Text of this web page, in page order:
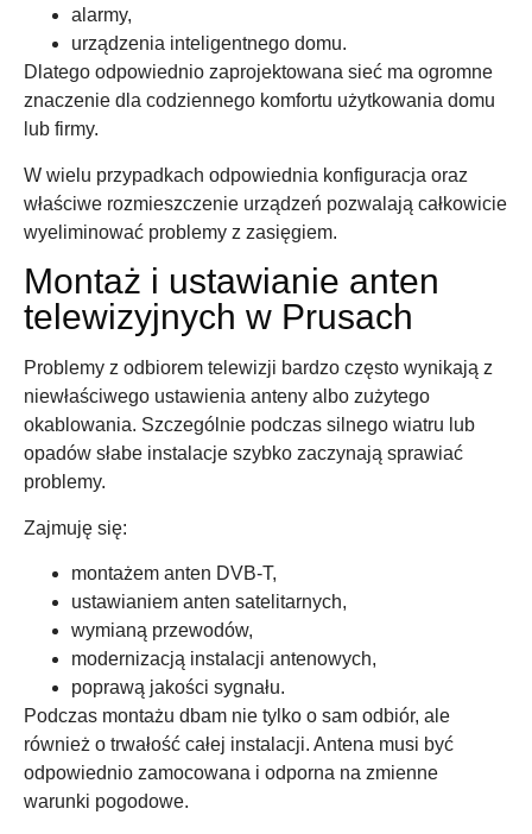
alarmy,
urządzenia inteligentnego domu.
Dlatego odpowiednio zaprojektowana sieć ma ogromne
znaczenie dla codziennego komfortu użytkowania domu
lub firmy.
W wielu przypadkach odpowiednia konfiguracja oraz
właściwe rozmieszczenie urządzeń pozwalają całkowicie
wyeliminować problemy z zasięgiem.
Montaż i ustawianie anten
telewizyjnych w Prusach
Problemy z odbiorem telewizji bardzo często wynikają z
niewłaściwego ustawienia anteny albo zużytego
okablowania. Szczególnie podczas silnego wiatru lub
opadów słabe instalacje szybko zaczynają sprawiać
problemy.
Zajmuję się:
montażem anten DVB-T,
ustawianiem anten satelitarnych,
wymianą przewodów,
modernizacją instalacji antenowych,
poprawą jakości sygnału.
Podczas montażu dbam nie tylko o sam odbiór, ale
również o trwałość całej instalacji. Antena musi być
odpowiednio zamocowana i odporna na zmienne
warunki pogodowe.